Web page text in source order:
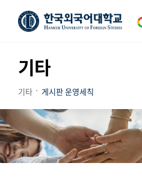
기타
기타 게시판 운영세칙